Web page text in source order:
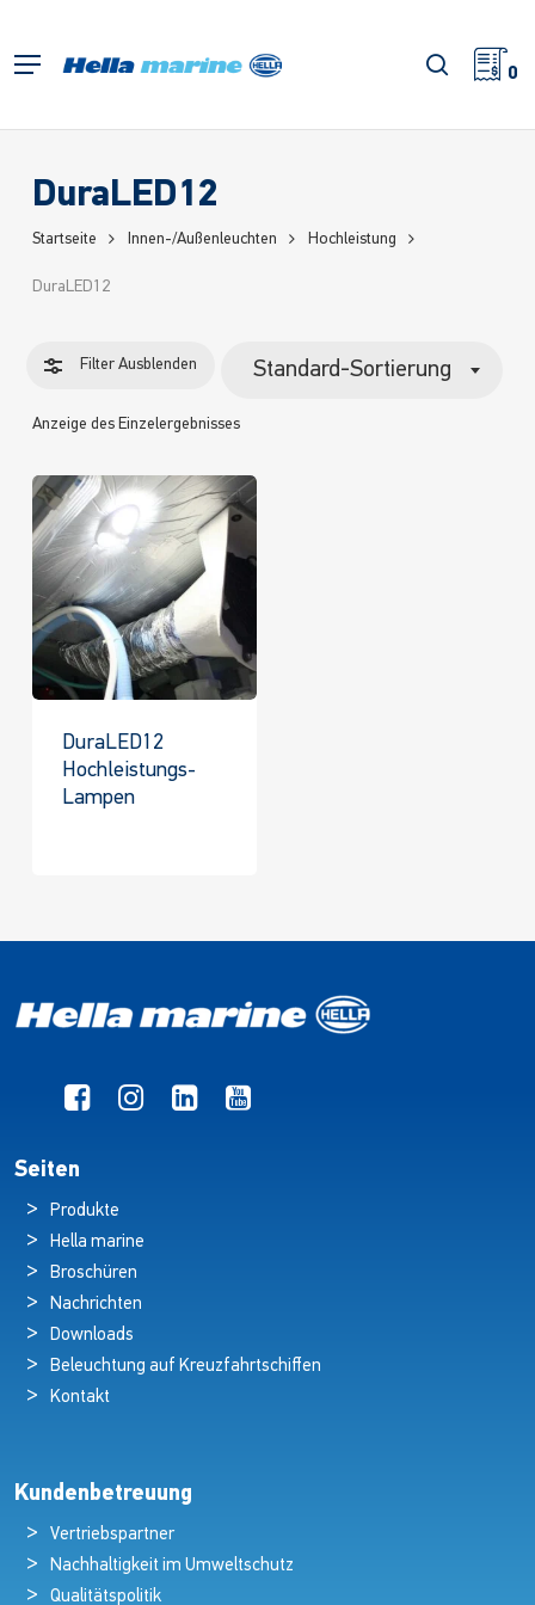
springen
Menü Suche
0
DuraLED12
Startseite Innen-/Außenleuchten Hochleistung
DuraLED12
Filter Ausblenden
Anzeige des Einzelergebnisses
Standard-Sortierung
Filter
DuraLED12
Hochleistungs-
Lampen
Seiten
Produkte
Hella marine
Broschüren
Nachrichten
Downloads
Beleuchtung auf Kreuzfahrtschiffen
Kontakt
Kundenbetreuung
Vertriebspartner
Nachhaltigkeit im Umweltschutz
Qualitätspolitik